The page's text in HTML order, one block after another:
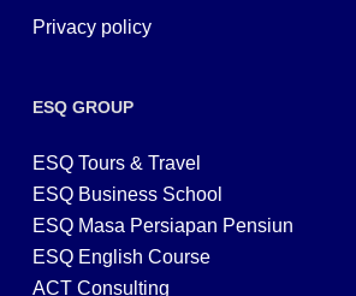
Privacy policy
ESQ GROUP
ESQ Tours & Travel
ESQ Business School
ESQ Masa Persiapan Pensiun
ESQ English Course
ACT Consulting